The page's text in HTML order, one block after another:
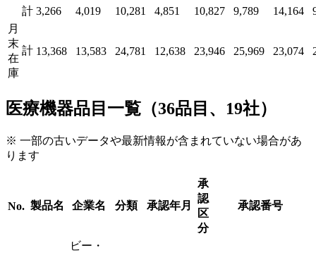
計 3,266 4,019 10,281 4,851 10,827 9,789 14,164
月
末
在
庫
計 13,368 13,583 24,781 12,638 23,946 25,969 23,074
医療機器品目一覧（36品目、19社）
※ 一部の古いデータや最新情報が含まれていない場合があ
ります
No. 製品名 企業名 分類 承認年月
承
認
区
分
承認番号
ビー・